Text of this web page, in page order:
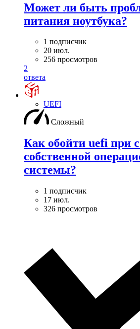
Может ли быть
питания ноутбука?
1 подписчик
20 июл.
256 просмотров
2
ответа
UEFI
Сложный
Как обойти uefi при
собственной
системы?
1 подписчик
17 июл.
326 просмотров